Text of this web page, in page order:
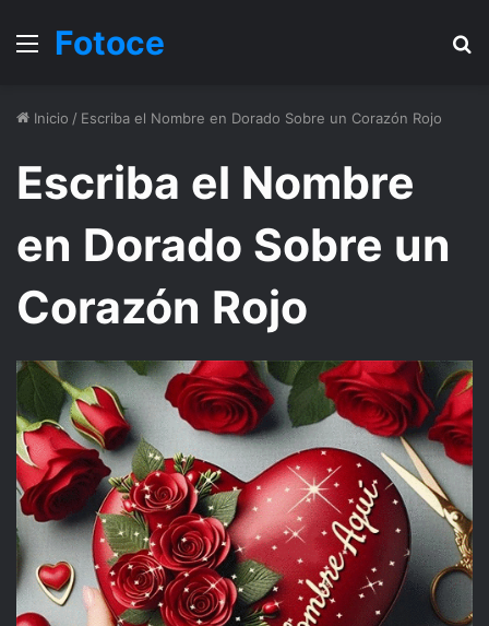
Menu
Fotoce
Inicio / Escriba el Nombre en Dorado Sobre un Corazón Rojo
Escriba el Nombre
en Dorado Sobre un
Corazón Rojo